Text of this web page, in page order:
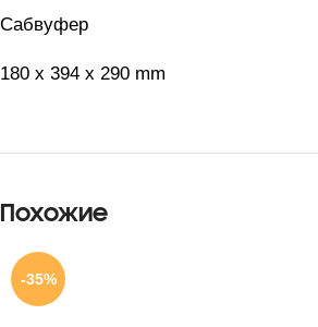
Сабвуфер
180 x 394 x 290 mm
Похожие
-35%